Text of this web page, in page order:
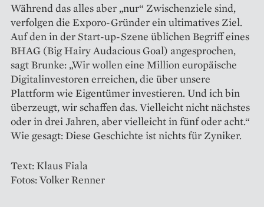
Während das alles aber „nur“ Zwischenziele sind,
verfolgen die Exporo-Gründer ein ultimatives Ziel.
Auf den in der Start-up-Szene üblichen Begriff eines
BHAG (Big Hairy Audacious Goal) angesprochen,
sagt Brunke: „Wir wollen eine Million europäische
Digitalinvestoren erreichen, die über unsere
Plattform wie Eigentümer investieren. Und ich bin
überzeugt, wir schaffen das. Vielleicht nicht nächstes
oder in drei Jahren, aber vielleicht in fünf oder acht.“
Wie gesagt: Diese Geschichte ist nichts für Zyniker.
Text: Klaus Fiala
Fotos: Volker Renner